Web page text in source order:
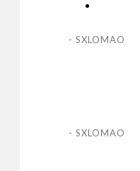
- SXLOMAO
- SXLOMAO